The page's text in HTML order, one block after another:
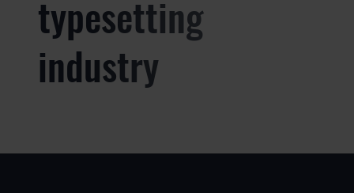
typesetting
industry